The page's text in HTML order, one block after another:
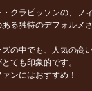
・クラピッソンの、フ
る独特のデフォルメ
ズの中でも、人気の高
ても印象的です。
ンにはおすすめ！